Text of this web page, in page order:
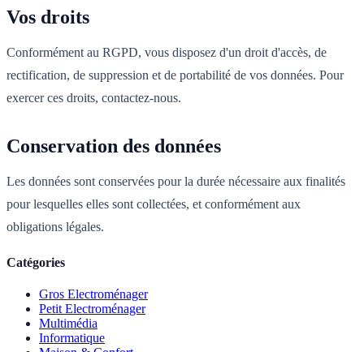
Vos droits
Conformément au RGPD, vous disposez d'un droit d'accès, de
rectification, de suppression et de portabilité de vos données. Pour
exercer ces droits, contactez-nous.
Conservation des données
Les données sont conservées pour la durée nécessaire aux finalités
pour lesquelles elles sont collectées, et conformément aux
obligations légales.
Catégories
Gros Electroménager
Petit Electroménager
Multimédia
Informatique